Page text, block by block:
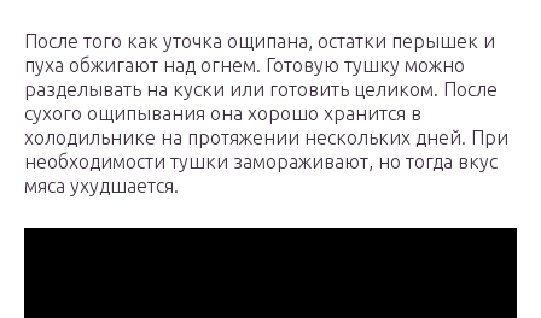
После того как уточка ощипана, остатки перышек и
пуха обжигают над огнем. Готовую тушку можно
разделывать на куски или готовить целиком. После
сухого ощипывания она хорошо хранится в
холодильнике на протяжении нескольких дней. При
необходимости тушки замораживают, но тогда вкус
мяса ухудшается.